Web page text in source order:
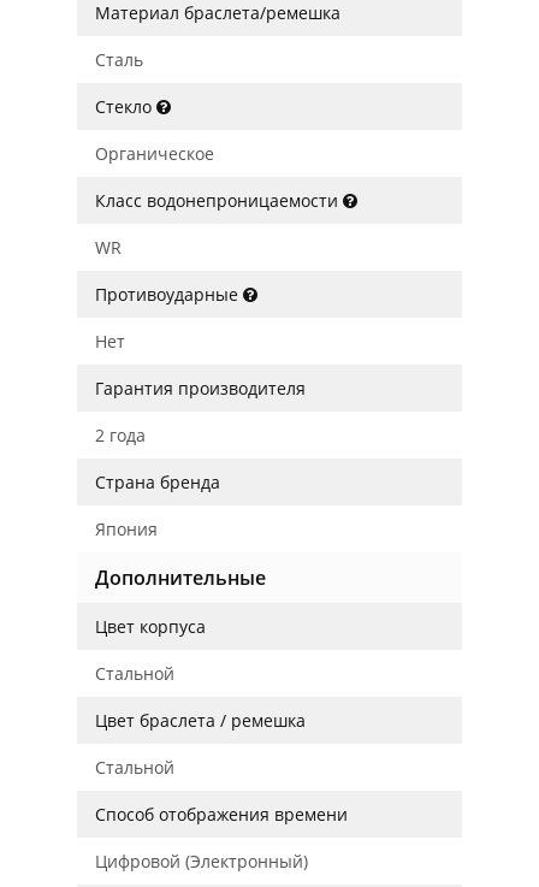
Материал браслета/ремешка
Сталь
Стекло
Органическое
Класс водонепроницаемости
WR
Противоударные
Нет
Гарантия производителя
2 года
Страна бренда
Япония
Дополнительные
Цвет корпуса
Стальной
Цвет браслета / ремешка
Стальной
Способ отображения времени
Цифровой (Электронный)